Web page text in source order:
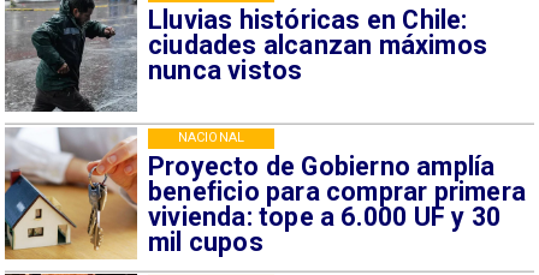
Lluvias históricas en Chile:
ciudades alcanzan máximos
nunca vistos
Proyecto de Gobierno amplía
beneficio para comprar primera
vivienda: tope a 6.000 UF y 30
mil cupos
NACIONAL